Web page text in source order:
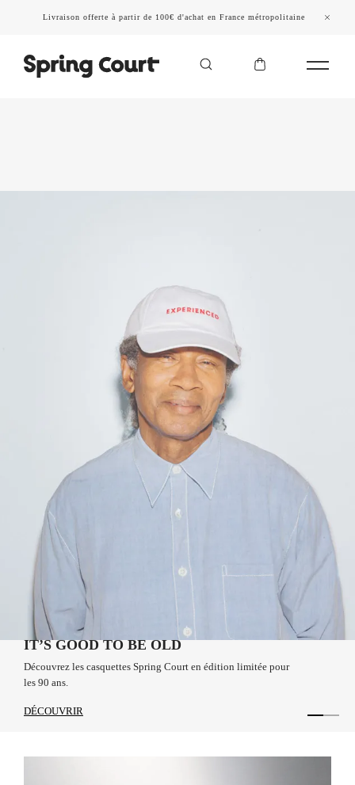
Livraison offerte à partir de 100€ d'achat en France métropolitaine
NOS INTEMPORELS EN TOILE
ADULTES
TEST